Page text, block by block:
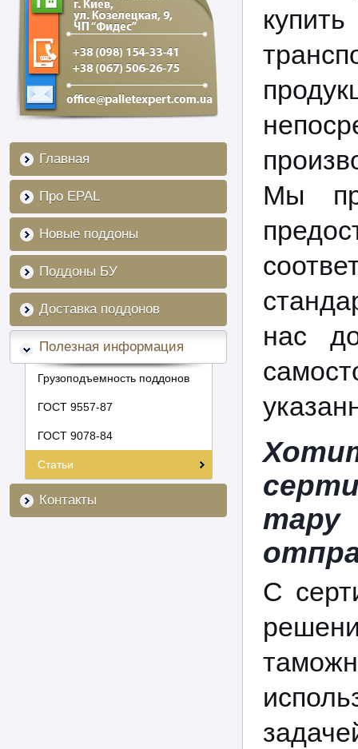
Главная
Про EPAL
Новые поддоны
Поддоны БУ
Доставка поддонов
Полезная информация
Грузоподъемность поддонов
ГОСТ 9557-87
ГОСТ 9078-84
Статьи
Контакты
Мы
нас
С